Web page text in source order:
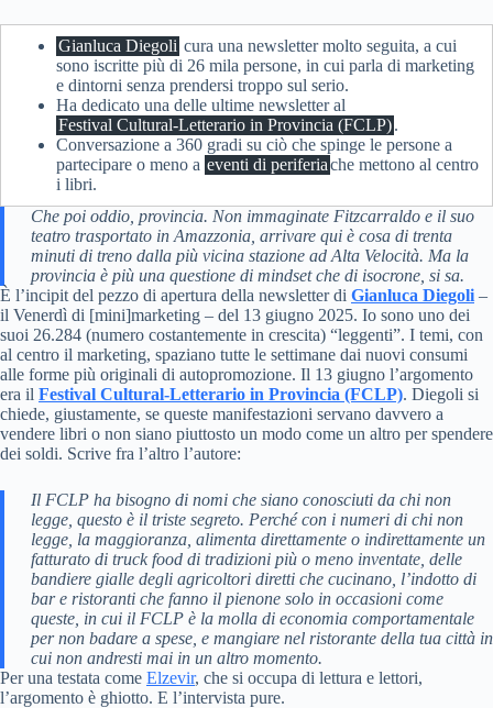
Gianluca Diegoli cura una newsletter molto seguita, a cui
sono iscritte più di 26 mila persone, in cui parla di marketing
e dintorni senza prendersi troppo sul serio.
Ha dedicato una delle ultime newsletter al
Festival Cultural-Letterario in Provincia (FCLP).
Conversazione a 360 gradi su ciò che spinge le persone a
partecipare o meno a eventi di periferiache mettono al centro
i libri.
Che poi oddio, provincia. Non immaginate Fitzcarraldo e il suo
teatro trasportato in Amazzonia, arrivare qui è cosa di trenta
minuti di treno dalla più vicina stazione ad Alta Velocità. Ma la
provincia è più una questione di mindset che di isocrone, si sa.
È l’incipit del pezzo di apertura della newsletter di Gianluca Diegoli –
il Venerdì di [mini]marketing – del 13 giugno 2025. Io sono uno dei
suoi 26.284 (numero costantemente in crescita) “leggenti”. I temi, con
al centro il marketing, spaziano tutte le settimane dai nuovi consumi
alle forme più originali di autopromozione. Il 13 giugno l’argomento
era il Festival Cultural-Letterario in Provincia (FCLP). Diegoli si
chiede, giustamente, se queste manifestazioni servano davvero a
vendere libri o non siano piuttosto un modo come un altro per spendere
dei soldi. Scrive fra l’altro l’autore:
Il FCLP ha bisogno di nomi che siano conosciuti da chi non
legge, questo è il triste segreto. Perché con i numeri di chi non
legge, la maggioranza, alimenta direttamente o indirettamente un
fatturato di truck food di tradizioni più o meno inventate, delle
bandiere gialle degli agricoltori diretti che cucinano, l’indotto di
bar e ristoranti che fanno il pienone solo in occasioni come
queste, in cui il FCLP è la molla di economia comportamentale
per non badare a spese, e mangiare nel ristorante della tua città in
cui non andresti mai in un altro momento.
Per una testata come Elzevir, che si occupa di lettura e lettori,
l’argomento è ghiotto. E l’intervista pure.